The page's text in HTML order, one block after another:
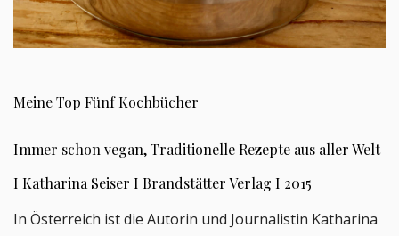
Meine Top Fünf Kochbücher
Immer schon vegan, Traditionelle Rezepte aus aller Welt
I Katharina Seiser I Brandstätter Verlag I 2015
In Österreich ist die Autorin und Journalistin Katharina